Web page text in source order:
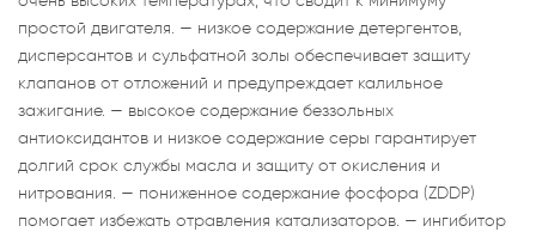
простой двигателя. — низкое содержание детергентов,
дисперсантов и сульфатной золы обеспечивает защиту
клапанов от отложений и предупреждает калильное
зажигание. — высокое содержание беззольных
антиоксидантов и низкое содержание серы гарантирует
долгий срок службы масла и защиту от окисления и
нитрования. — пониженное содержание фосфора (ZDDP)
помогает избежать отравления катализаторов. — ингибитор